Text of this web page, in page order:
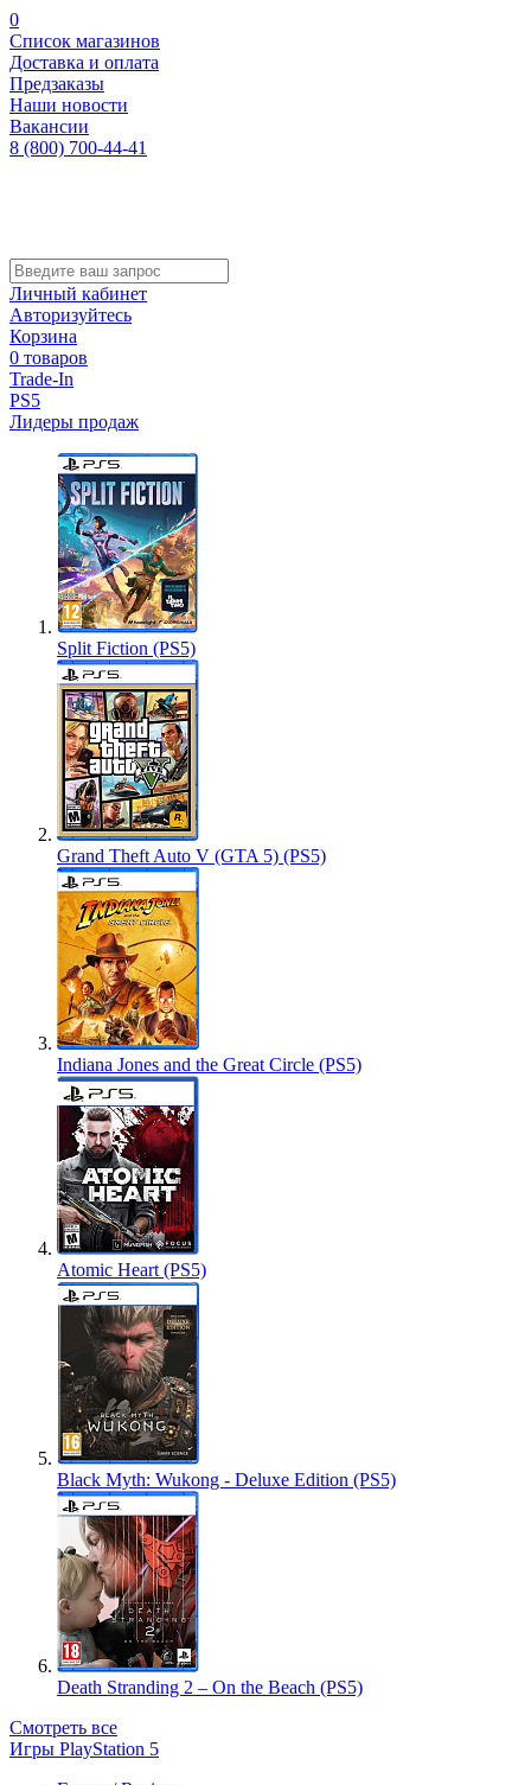
0
Список магазинов
Доставка и оплата
Предзаказы
Наши новости
Вакансии
8 (800) 700-44-41
Личный кабинет
Авторизуйтесь
Корзина
0 товаров
Trade-In
PS5
Лидеры продаж
Split Fiction (PS5)
Grand Theft Auto V (GTA 5) (PS5)
Indiana Jones and the Great Circle (PS5)
Atomic Heart (PS5)
Black Myth: Wukong - Deluxe Edition (PS5)
Death Stranding 2 – On the Beach (PS5)
Смотреть все
Игры PlayStation 5